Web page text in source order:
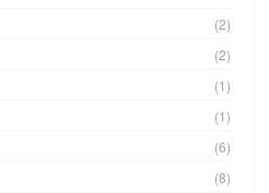
(2)
(2)
(1)
(1)
(6)
(8)